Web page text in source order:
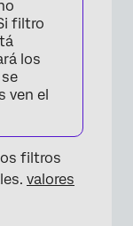
filtro
los
ven el
filtros
valores